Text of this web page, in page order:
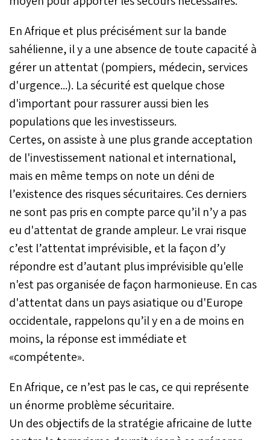
En Afrique et plus précisément sur la bande
sahélienne, il y a une absence de toute capacité à
gérer un attentat (pompiers, médecin, services
d'urgence...). La sécurité est quelque chose
d'important pour rassurer aussi bien les
populations que les investisseurs.
Certes, on assiste à une plus grande acceptation
de l'investissement national et international,
mais en même temps on note un déni de
l’existence des risques sécuritaires. Ces derniers
ne sont pas pris en compte parce qu’il n’y a pas
eu d'attentat de grande ampleur. Le vrai risque
c’est l’attentat imprévisible, et la façon d’y
répondre est d’autant plus imprévisible qu'elle
n'est pas organisée de façon harmonieuse. En cas
d'attentat dans un pays asiatique ou d'Europe
occidentale, rappelons qu’il y en a de moins en
moins, la réponse est immédiate et
«compétente».
En Afrique, ce n’est pas le cas, ce qui représente
un énorme problème sécuritaire.
Un des objectifs de la stratégie africaine de lutte